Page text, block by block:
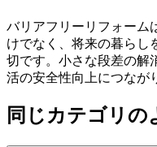
バリアフリーリフォーム
けでなく、将来の暮らし
切です。小さな段差の解
活の安全性向上につなが
同じカテゴリの